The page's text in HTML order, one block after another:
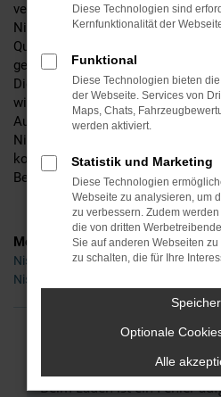
vertreten sind. Wir von MGS
Nissan Gebrauchtwagen und
Qualität. Bevor eines unserer
gelangt, nimmt unsere Kfz-
Diese besteht im Prüfen, im
wieder auch im Nachbessern,
Auswechseln von Verschleißteilen.
Nissan Gebrauchtwagen aus
kompromisslose Qualität und darf
Begleiter durch den Alltag freuen.
Modelle
Nissan Juke Gebrauchtwagen
Nissan Leaf Gebrauchtwagen Coburg
FEHLER: NETWORK
Beim Laden ist ein Fehler
Diese Technologien sind
Kernfunktionalität der
Funktional
Diese Technologien bieten
der Webseite. Services von
Maps, Chats,
werden aktiviert.
Statistik und Marketing
Diese Technologien
Webseite zu analysieren, um
zu verbessern. Zudem
die von dritten
Sie auf anderen Webseiten
zu schalten, die für Ihre
Optionale
Alle